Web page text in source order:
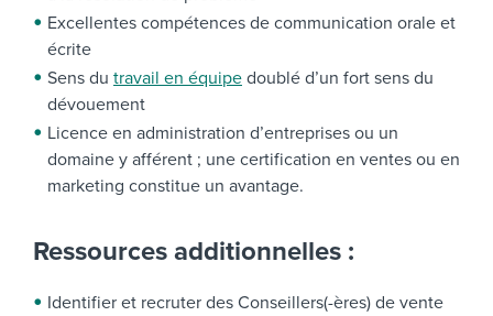
Excellentes compétences de communication orale et
écrite
Sens du travail en équipe doublé d’un fort sens du
dévouement
Licence en administration d’entreprises ou un
domaine y afférent ; une certification en ventes ou en
marketing constitue un avantage.
Ressources additionnelles :
Identifier et recruter des Conseillers(-ères) de vente